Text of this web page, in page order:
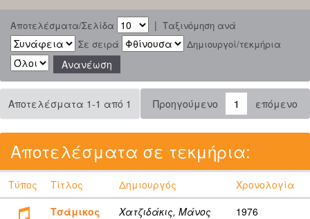
Αποτελέσματα/Σελίδα | Ταξινόμηση ανά
Σε σειρά
Δημιουργοί/τεκμήρια
Αποτελέσματα 1-1 από 1 Προηγούμενο 1 επόμενο
Αποτελέσματα σε τεκμήρια:
Τύπος Τίτλος Δημιουργός
Χρονολογία
Τσάμικος
Χατζιδάκις, Μάνος 1976